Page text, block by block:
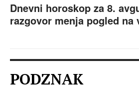
Dnevni horoskop za 8.
razgovor menja pogled na
PODZNAK